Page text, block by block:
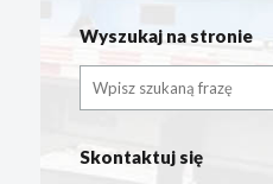
Wyszukaj na stronie
Skontaktuj się